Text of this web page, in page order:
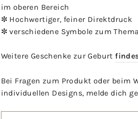
im oberen Bereich
✼ Hochwertiger, feiner Direktdruck
✼ verschiedene Symbole zum
Weitere Geschenke zur Geburt
Bei Fragen zum Produkt oder beim
individuellen Designs, melde dich